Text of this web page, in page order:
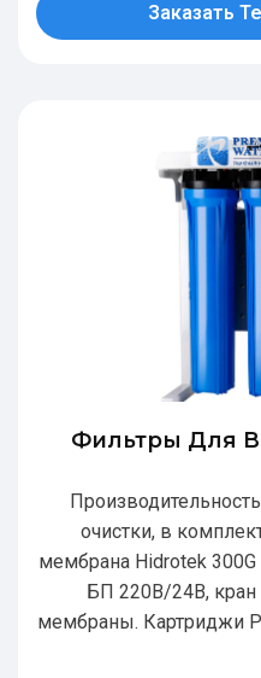
Заказать
Фильтры Для
очистки, в
мембрана Hidrotek
БП 220В/24В, кран
мембраны. Картриджи